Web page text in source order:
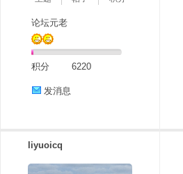
论坛元老
积分 6220
发消息
liyuoicq